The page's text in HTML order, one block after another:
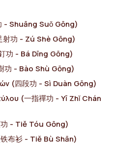
- Shuāng Suǒ Gōng)
功 - Zú Shè Gōng)
功 - Bá Dīng Gōng)
功 - Bào Shù Gōng)
(四段功 - Sì Duàn Gōng)
(一指禪功 - Yī Zhǐ Chán
- Tiě Tóu Gōng)
布衫 - Tiě Bù Shān)